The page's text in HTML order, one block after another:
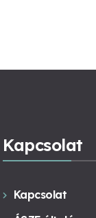
Kapcsolat
Kapcsolat